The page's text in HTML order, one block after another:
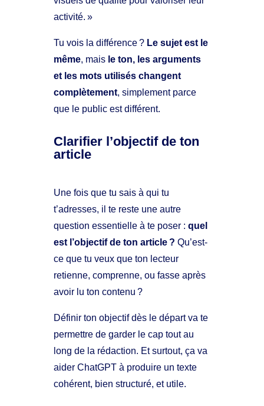
activité. »
Tu vois la différence ? Le sujet est le
même, mais le ton, les arguments
et les mots utilisés changent
complètement, simplement parce
que le public est différent.
Clarifier l’objectif de ton
article
Une fois que tu sais à qui tu
t’adresses, il te reste une autre
question essentielle à te poser :quel
est l’objectif de ton article ? Qu’est-
ce que tu veux que ton lecteur
retienne, comprenne, ou fasse après
avoir lu ton contenu ?
Définir ton objectif dès le départ va te
permettre de garder le cap tout au
long de la rédaction. Et surtout, ça va
aider ChatGPT à produire un texte
cohérent, bien structuré, et utile.